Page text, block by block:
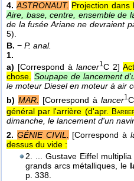
4. ASTRONAUT. Projection dans
Aire, base, centre, ensemble de
de la fusée Ariane ne devraient
5).
B. − P. anal.
1.
a) [Correspond à lancer1 C 2]
chose. Soupape de lancement
le moteur Diesel en moteur à air
b) MAR. [Correspond à lancer1
général par l'arrière (d'apr.
dimanche, le lancement d'un
2. GÉNIE CIVIL. [Correspond à
dessus du vide :
2. ... Gustave Eiffel
grands arcs métalliques, le
p. 338.